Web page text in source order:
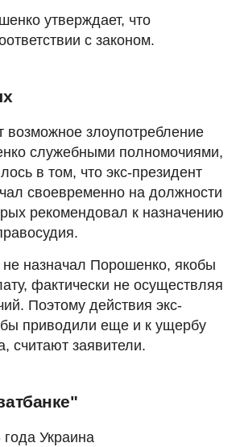
утверждает, что
с законом.
возможное злоупотребление
служебными полномочиями,
в том, что экс-президент
своевременно на должности
рекомендовал к назначению
назначал Порошенко, якобы
фактически не осуществляя
Поэтому действия экс-
приводили еще и к ущербу
считают заявители.
Украина